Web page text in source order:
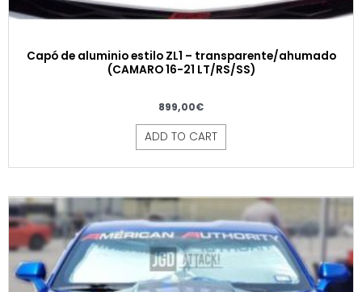
Capó de aluminio estilo ZL1 – transparente/ahumado
(CAMARO 16-21 LT/RS/SS)
899,00€
ADD TO CART